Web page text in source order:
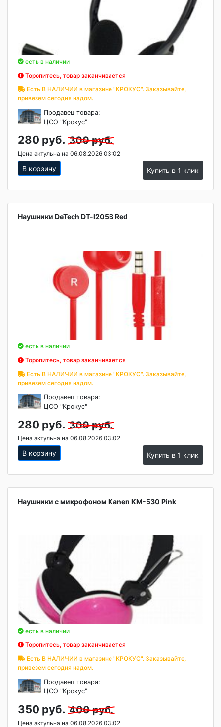
есть в наличии
Торопитесь, товар заканчивается
Есть В НАЛИЧИИ в магазине "КРОКУС". Заказывайте,
привезем сегодня надом.
Продавец товара:
ЦСО "Крокус"
280 руб. 300 руб.
Цена актульна на 06.08.2026 03:02
В корзину Купить в 1 клик
Наушники DeTech DT-l205B Red
есть в наличии
Торопитесь, товар заканчивается
Есть В НАЛИЧИИ в магазине "КРОКУС". Заказывайте,
привезем сегодня надом.
Продавец товара:
ЦСО "Крокус"
280 руб. 300 руб.
Цена актульна на 06.08.2026 03:02
В корзину Купить в 1 клик
Наушники с микрофоном Kanen KM-530 Pink
есть в наличии
Торопитесь, товар заканчивается
Есть В НАЛИЧИИ в магазине "КРОКУС". Заказывайте,
привезем сегодня надом.
Продавец товара:
ЦСО "Крокус"
350 руб. 400 руб.
Цена актульна на 06.08.2026 03:02